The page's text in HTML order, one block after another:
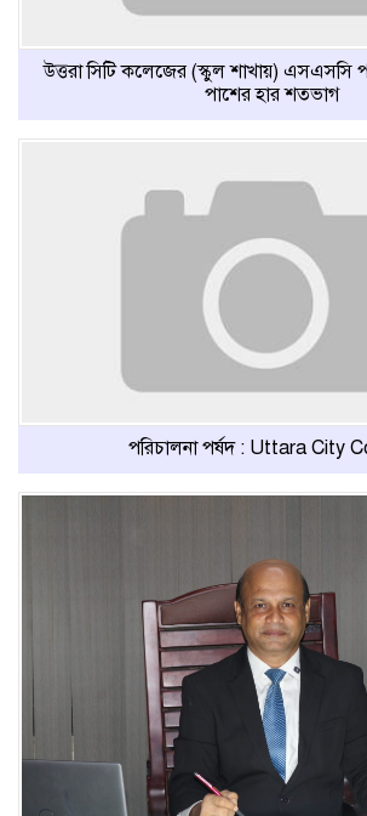
উত্তরা সিটি কলেজের (স্কুল শাখায়) এসএসসি
পাশের হার শতভাগ
পরিচালনা পর্ষদ : Uttara City